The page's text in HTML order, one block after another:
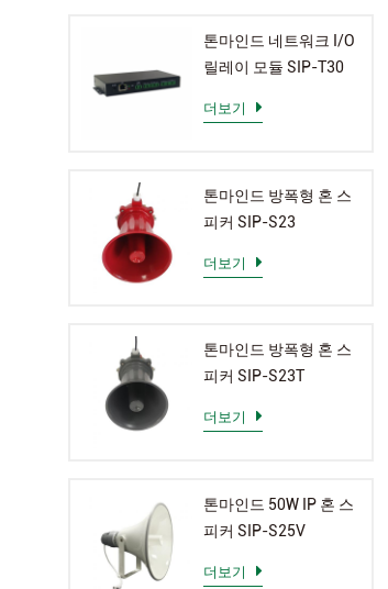
톤마인드 네트워크 I/O
릴레이 모듈 SIP-T30
더보기
톤마인드 방폭형 혼 스
피커 SIP-S23
더보기
톤마인드 방폭형 혼 스
피커 SIP-S23T
더보기
톤마인드 50W IP 혼 스
피커 SIP-S25V
더보기